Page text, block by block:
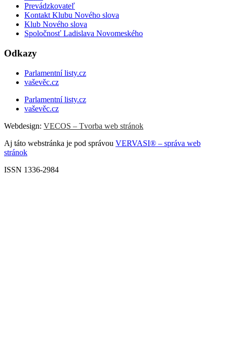
Prevádzkovateľ
Kontakt Klubu Nového slova
Klub Nového slova
Spoločnosť Ladislava Novomeského
Odkazy
Parlamentní listy.cz
vaševěc.cz
Parlamentní listy.cz
vaševěc.cz
Webdesign: VECOS – Tvorba web stránok
Aj táto webstránka je pod správou VERVASI® – správa web
stránok
ISSN 1336-2984